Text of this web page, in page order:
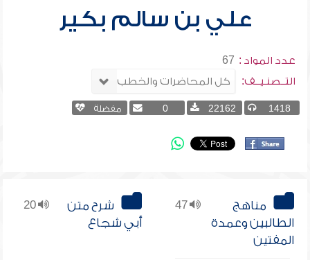
علي بن سالم بكير
عدد المواد : 67
التــصنـيــف:
1418
22162
0 مفضلة
47
مناهج
الطالبين وعمدة
المفتين
20
شرح متن
أبي شجاع